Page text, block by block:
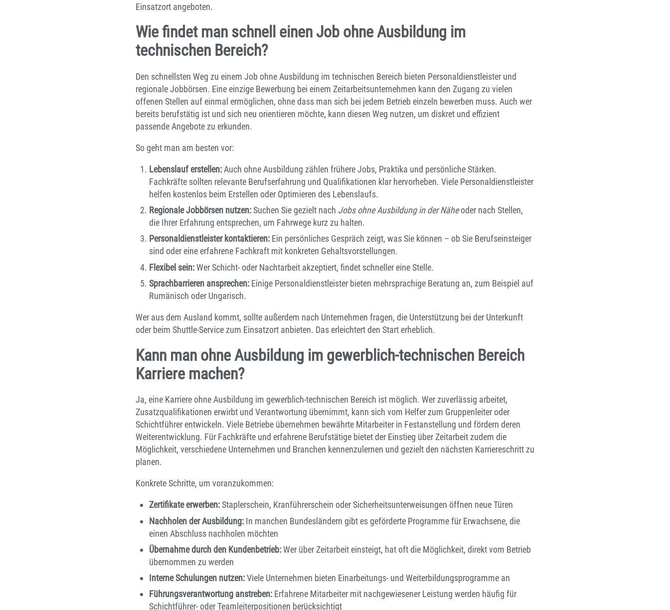
Einsatzort angeboten.
Wie findet man schnell einen Job ohne Ausbildung im
technischen Bereich?
Den schnellsten Weg zu einem Job ohne Ausbildung im technischen Bereich bieten Personaldienstleister und
regionale Jobbörsen. Eine einzige Bewerbung bei einem Zeitarbeitsunternehmen kann den Zugang zu vielen
offenen Stellen auf einmal ermöglichen, ohne dass man sich bei jedem Betrieb einzeln bewerben muss. Auch wer
bereits berufstätig ist und sich neu orientieren möchte, kann diesen Weg nutzen, um diskret und effizient
passende Angebote zu erkunden.
So geht man am besten vor:
Lebenslauf erstellen:Auch ohne Ausbildung zählen frühere Jobs, Praktika und persönliche Stärken.
Fachkräfte sollten relevante Berufserfahrung und Qualifikationen klar hervorheben. Viele Personaldienstleister
helfen kostenlos beim Erstellen oder Optimieren des Lebenslaufs.
Regionale Jobbörsen nutzen:Suchen Sie gezielt nach Jobs ohne Ausbildung in der Näheoder nach Stellen,
die Ihrer Erfahrung entsprechen, um Fahrwege kurz zu halten.
Personaldienstleister kontaktieren: Ein persönliches Gespräch zeigt, was Sie können – ob Sie Berufseinsteiger
sind oder eine erfahrene Fachkraft mit konkreten Gehaltsvorstellungen.
Flexibel sein:Wer Schicht- oder Nachtarbeit akzeptiert, findet schneller eine Stelle.
Sprachbarrieren ansprechen: Einige Personaldienstleister bieten mehrsprachige Beratung an, zum Beispiel auf
Rumänisch oder Ungarisch.
Wer aus dem Ausland kommt, sollte außerdem nach Unternehmen fragen, die Unterstützung bei der Unterkunft
oder beim Shuttle-Service zum Einsatzort anbieten. Das erleichtert den Start erheblich.
Kann man ohne Ausbildung im gewerblich-technischen Bereich
Karriere machen?
Ja, eine Karriere ohne Ausbildung im gewerblich-technischen Bereich ist möglich. Wer zuverlässig arbeitet,
Zusatzqualifikationen erwirbt und Verantwortung übernimmt, kann sich vom Helfer zum Gruppenleiter oder
Schichtführer entwickeln. Viele Betriebe übernehmen bewährte Mitarbeiter in Festanstellung und fördern deren
Weiterentwicklung. Für Fachkräfte und erfahrene Berufstätige bietet der Einstieg über Zeitarbeit zudem die
Möglichkeit, verschiedene Unternehmen und Branchen kennenzulernen und gezielt den nächsten Karriereschritt zu
planen.
Konkrete Schritte, um voranzukommen:
Zertifikate erwerben:Staplerschein, Kranführerschein oder Sicherheitsunterweisungen öffnen neue Türen
Nachholen der Ausbildung: In manchen Bundesländern gibt es geförderte Programme für Erwachsene, die
einen Abschluss nachholen möchten
Übernahme durch den Kundenbetrieb:Wer über Zeitarbeit einsteigt, hat oft die Möglichkeit, direkt vom Betrieb
übernommen zu werden
Interne Schulungen nutzen:Viele Unternehmen bieten Einarbeitungs- und Weiterbildungsprogramme an
Führungsverantwortung anstreben: Erfahrene Mitarbeiter mit nachgewiesener Leistung werden häufig für
Schichtführer- oder Teamleiterpositionen berücksichtigt